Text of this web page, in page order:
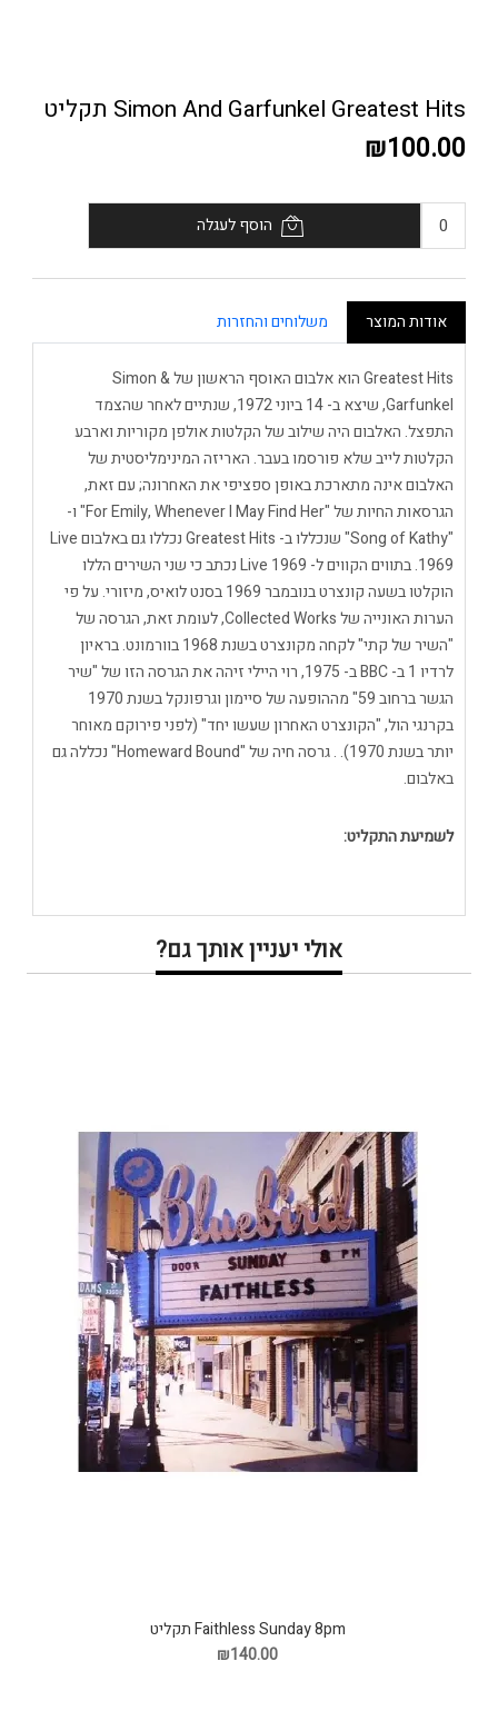
Simon And Garfunkel Greatest Hits תקליט
₪100.00
הוסף לעגלה
אודות המוצר משלוחים והחזרות
Greatest Hits הוא אלבום האוסף הראשון של Simon &
Garfunkel, שיצא ב- 14 ביוני 1972, שנתיים לאחר שהצמד
התפצל. האלבום היה שילוב של הקלטות אולפן מקוריות וארבע
הקלטות לייב שלא פורסמו בעבר. האריזה המינימליסטית של
האלבום אינה מתארכת באופן ספציפי את האחרונה; עם זאת,
הגרסאות החיות של "For Emily, Whenever I May Find Her" ו-
"Song of Kathy" שנכללו ב- Greatest Hits נכללו גם באלבום Live
1969. בתווים הקווים ל- Live 1969 נכתב כי שני השירים הללו
הוקלטו בשעה קונצרט בנובמבר 1969 בסנט לואיס, מיזורי. על פי
הערות האונייה של Collected Works, לעומת זאת, הגרסה של
"השיר של קתי" לקחה מקונצרט בשנת 1968 בוורמונט. בראיון
לרדיו 1 ב- BBC ב- 1975, רוי היילי זיהה את הגרסה הזו של "שיר
הגשר ברחוב 59" מההופעה של סיימון וגרפונקל בשנת 1970
בקרנגי הול, "הקונצרט האחרון שעשו יחד" (לפני פירוקם מאוחר
יותר בשנת 1970). . גרסה חיה של "Homeward Bound" נכללה גם
באלבום.
לשמיעת התקליט:
אולי יעניין אותך גם?
Faithless Sunday 8pm תקליט
₪140.00